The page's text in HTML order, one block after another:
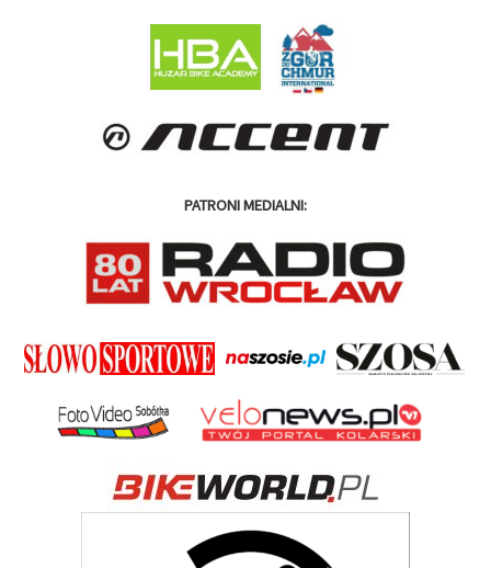
PATRONI MEDIALNI: